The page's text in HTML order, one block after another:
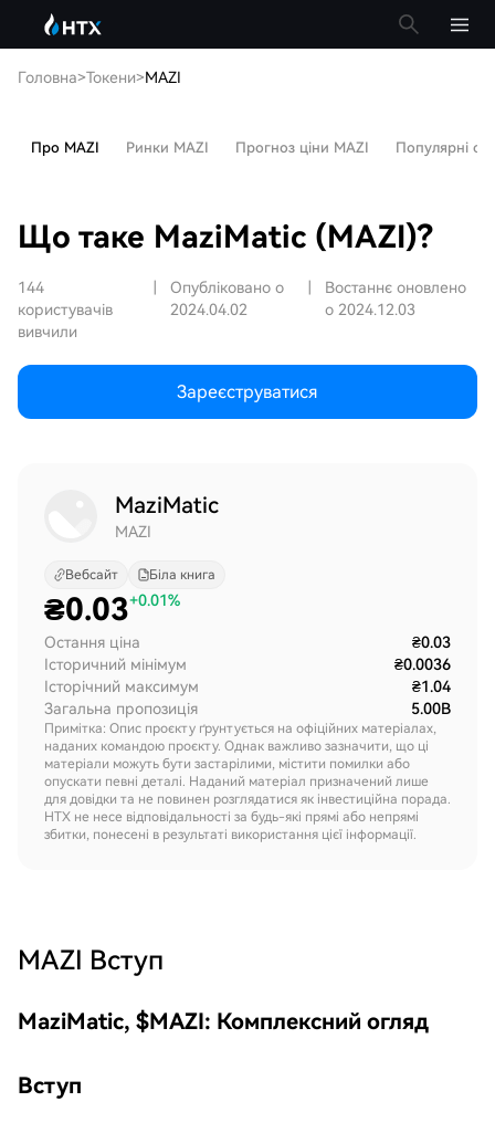
Головна>Токени>MAZI
Про MAZI Ринки MAZI Прогноз ціни MAZI Популярні
Що таке MaziMatic (MAZI)?
144
користувачів
вивчили
Опубліковано о
2024.04.02
Востаннє оновлено
о 2024.12.03
Зареєструватися
MaziMatic
MAZI
Вебсайт Біла книга
₴0.03+0.01%
Остання ціна
₴0.03
Історичний мінімум
₴0.0036
Історічний максимум
₴1.04
Загальна пропозиція
5.00B
Примітка: Опис проєкту ґрунтується на офіційних матеріалах,
наданих командою проєкту. Однак важливо зазначити, що ці
матеріали можуть бути застарілими, містити помилки або
опускати певні деталі. Наданий матеріал призначений лише
для довідки та не повинен розглядатися як інвестиційна порада.
HTX не несе відповідальності за будь-які прямі або непрямі
збитки, понесені в результаті використання цієї інформації.
MAZI Вступ
MaziMatic, $MAZI: Комплексний огляд
Вступ